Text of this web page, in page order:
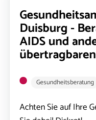
Duisburg -
AIDS und
Gesundheitsberatung
Achten Sie auf Ihre